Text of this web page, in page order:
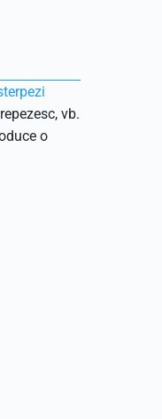
vb.
o